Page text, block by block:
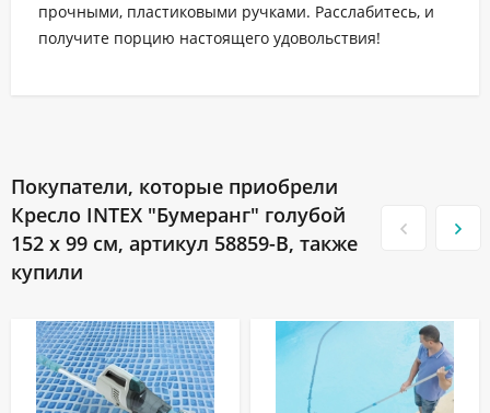
прочными, пластиковыми ручками. Расслабитесь, и
получите порцию настоящего удовольствия!
Покупатели, которые приобрели
Кресло INTEX "Бумеранг" голубой
152 x 99 см, артикул 58859-B, также
купили